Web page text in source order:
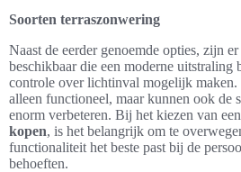
Soorten terraszonwering
Naast de eerder genoemde opties, zijn
beschikbaar die een moderne uitstraling
controle over lichtinval mogelijk
alleen functioneel, maar kunnen ook de
enorm verbeteren. Bij het kiezen van
kopen, is het belangrijk om te
functionaliteit het beste past bij de
behoeften.